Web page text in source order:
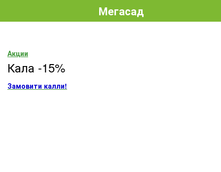
Мегасад
Акции
Кала -15%
Замовити калли!